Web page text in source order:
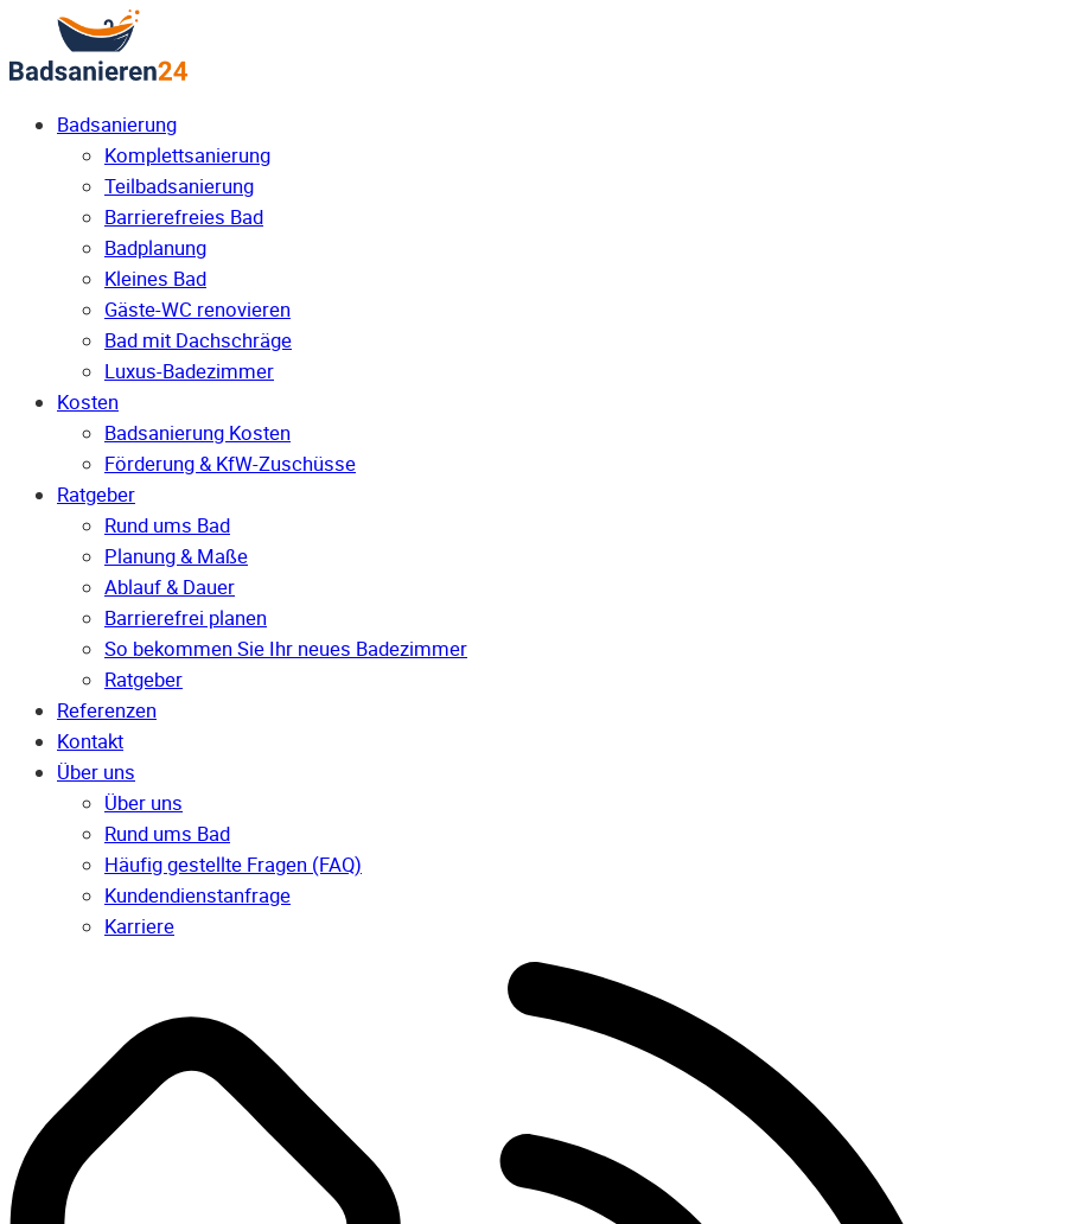
Badsanierung
Komplettsanierung
Teilbadsanierung
Barrierefreies Bad
Badplanung
Kleines Bad
Gäste-WC renovieren
Bad mit Dachschräge
Luxus-Badezimmer
Kosten
Badsanierung Kosten
Förderung & KfW-Zuschüsse
Ratgeber
Rund ums Bad
Planung & Maße
Ablauf & Dauer
Barrierefrei planen
So bekommen Sie Ihr neues Badezimmer
Ratgeber
Referenzen
Kontakt
Über uns
Über uns
Rund ums Bad
Häufig gestellte Fragen (FAQ)
Kunden­dienst­anfrage
Karriere